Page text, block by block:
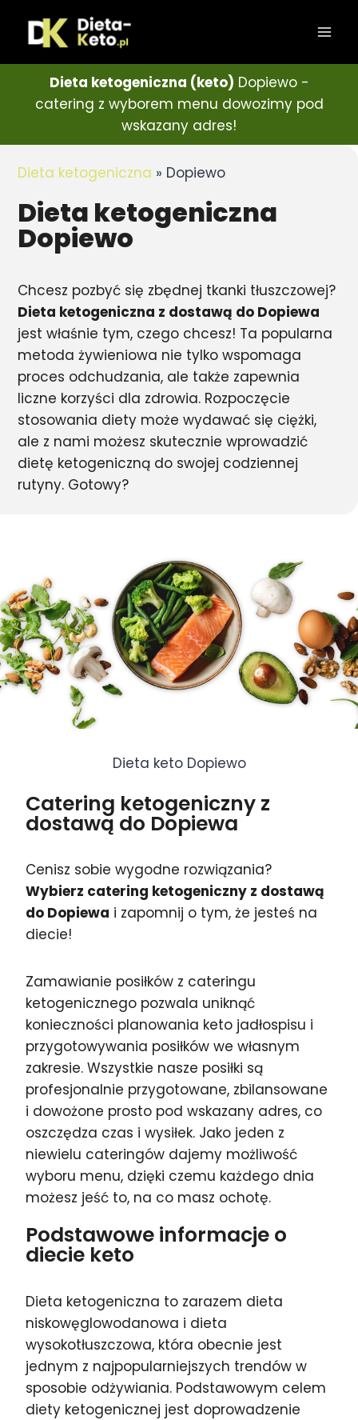
Dieta ketogeniczna (keto) Dopiewo -
catering z wyborem menu dowozimy pod
wskazany adres!
Dieta ketogeniczna » Dopiewo
Dieta ketogeniczna
Dopiewo
Chcesz pozbyć się zbędnej tkanki tłuszczowej?
Dieta ketogeniczna z dostawą do Dopiewa
jest właśnie tym, czego chcesz! Ta popularna
metoda żywieniowa nie tylko wspomaga
proces odchudzania, ale także zapewnia
liczne korzyści dla zdrowia. Rozpoczęcie
stosowania diety może wydawać się ciężki,
ale z nami możesz skutecznie wprowadzić
dietę ketogeniczną do swojej codziennej
rutyny. Gotowy?
Dieta keto Dopiewo
Catering ketogeniczny z
dostawą do Dopiewa
Cenisz sobie wygodne rozwiązania?
Wybierz catering ketogeniczny z dostawą
do Dopiewa i zapomnij o tym, że jesteś na
diecie!
Zamawianie posiłków z cateringu
ketogenicznego pozwala uniknąć
konieczności planowania keto jadłospisu i
przygotowywania posiłków we własnym
zakresie. Wszystkie nasze posiłki są
profesjonalnie przygotowane, zbilansowane
i dowożone prosto pod wskazany adres, co
oszczędza czas i wysiłek. Jako jeden z
niewielu cateringów dajemy możliwość
wyboru menu, dzięki czemu każdego dnia
możesz jeść to, na co masz ochotę.
Podstawowe informacje o
diecie keto
Dieta ketogeniczna to zarazem dieta
niskowęglowodanowa i dieta
wysokotłuszczowa, która obecnie jest
jednym z najpopularniejszych trendów w
sposobie odżywiania. Podstawowym celem
diety ketogenicznej jest doprowadzenie